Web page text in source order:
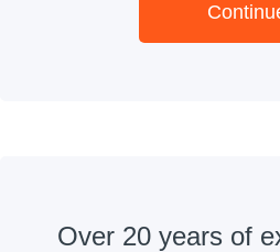
Over 20 years of